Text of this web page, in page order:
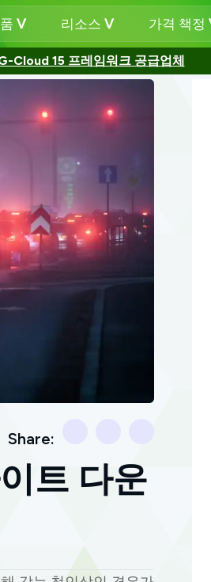
리소스 가격 책정
Cloud 15 프레임워크 공급업체
Share:
트 다운